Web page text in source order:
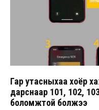
Гар утасныхаа хоёр
дарснаар 101, 102, 103
боломжтой болжээ